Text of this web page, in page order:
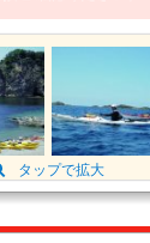
タップで拡大